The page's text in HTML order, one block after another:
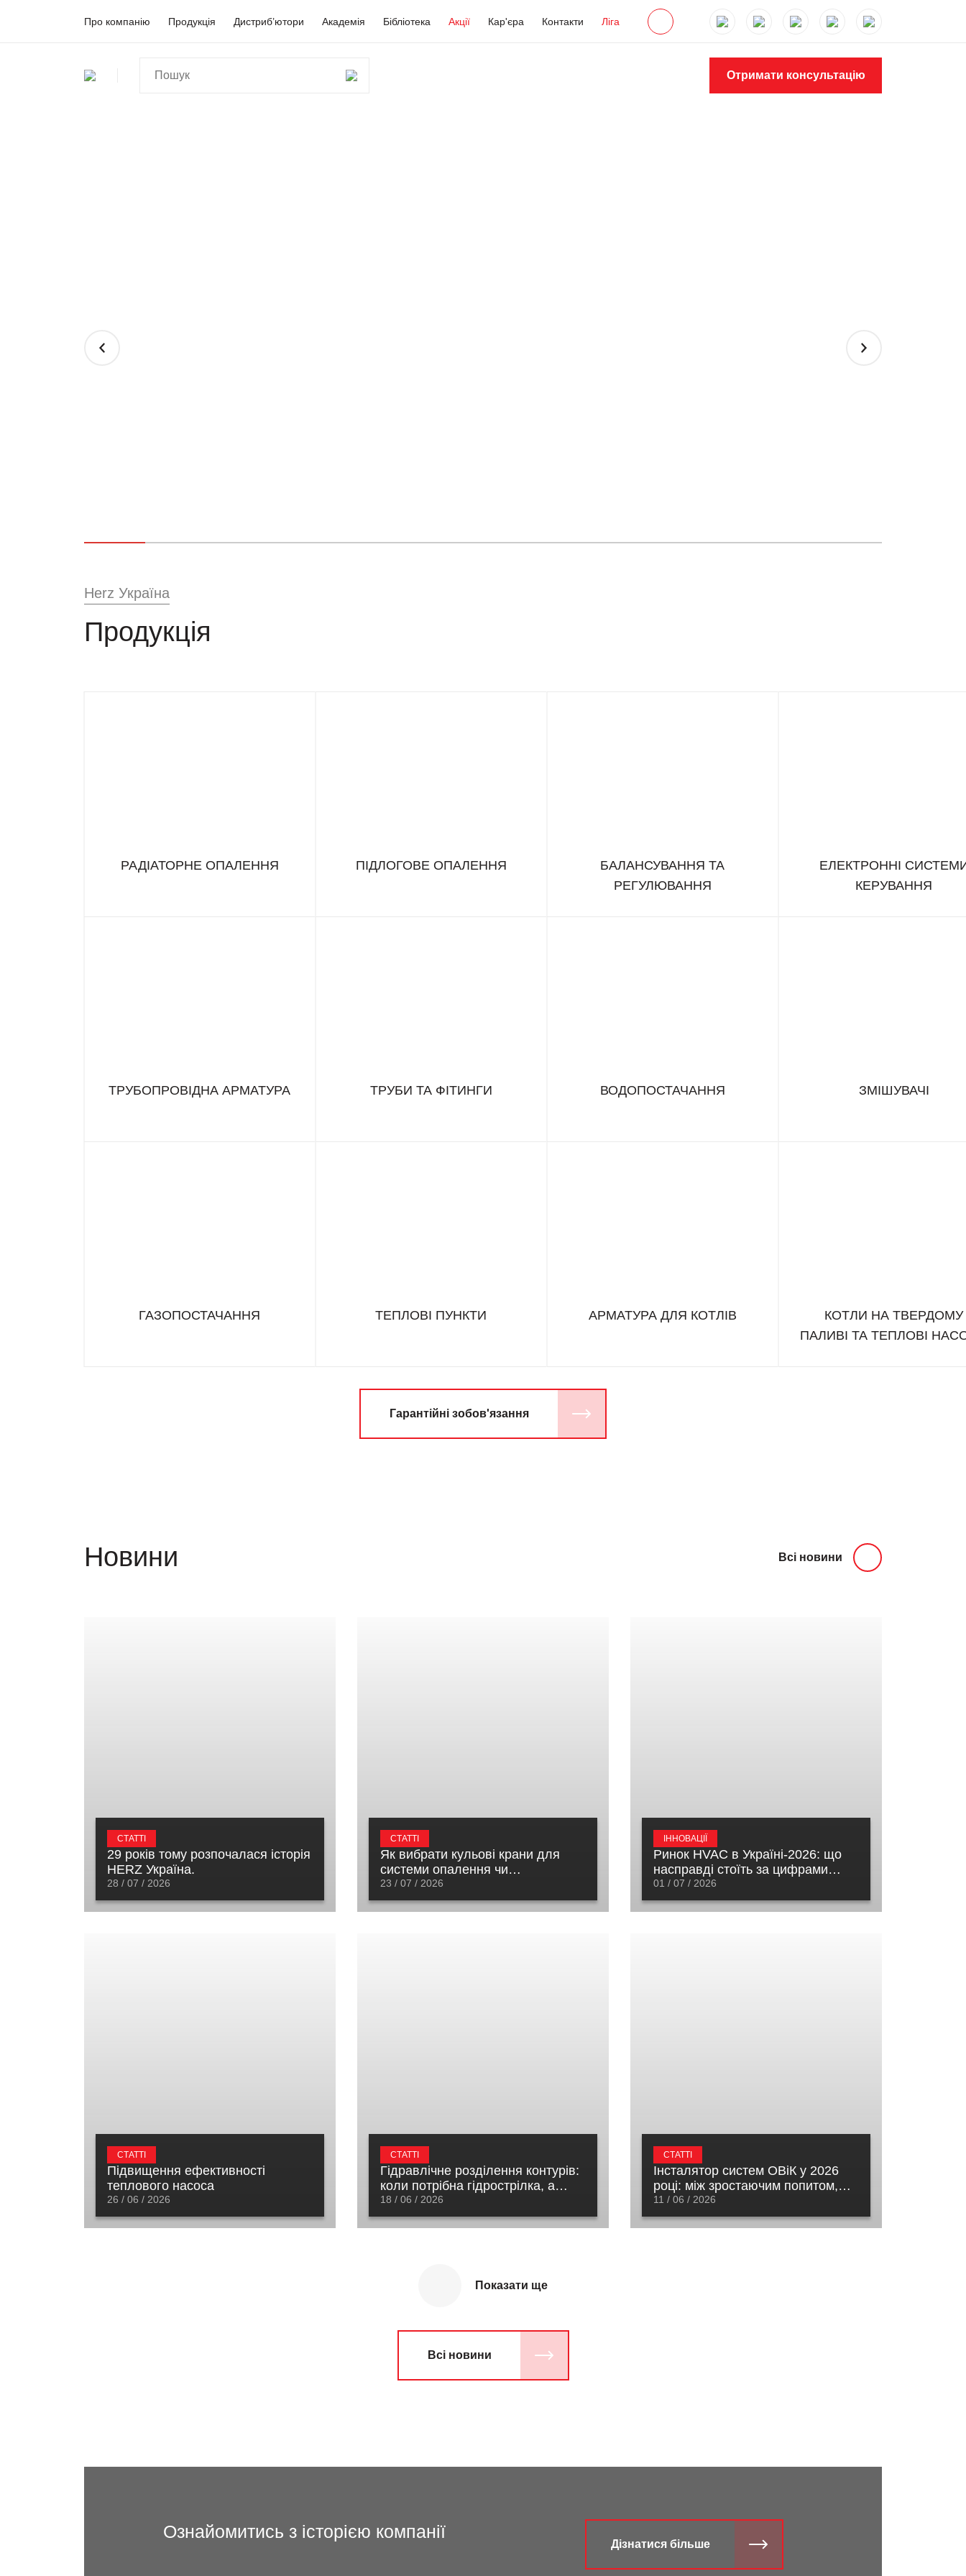
Про компанію Продукція Дистриб’ютори Академія Бібліотека Акції Кар'єра Контакти Ліга
Отримати консультацію
Herz Україна
Продукція
РАДІАТОРНЕ ОПАЛЕННЯ ПІДЛОГОВЕ ОПАЛЕННЯ
БАЛАНСУВАННЯ ТА
РЕГУЛЮВАННЯ
ЕЛЕКТРОННІ
КЕРУВАННЯ
ТРУБОПРОВІДНА АРМАТУРА ТРУБИ ТА ФІТИНГИ ВОДОПОСТАЧАННЯ ЗМІШУВАЧІ
ГАЗОПОСТАЧАННЯ ТЕПЛОВІ ПУНКТИ АРМАТУРА ДЛЯ КОТЛІВ
КОТЛИ НА ТВЕРДОМУ
ПАЛИВІ ТА ТЕПЛОВІ
Гарантійні зобов'язання
Новини Всі новини
СТАТТІ
29 років тому розпочалася історія
HERZ Україна.
28 / 07 / 2026
СТАТТІ
Як вибрати кульові крани для
системи опалення чи
водопостачання
23 / 07 / 2026
ІННОВАЦІЇ
Ринок HVAC в Україні-2026: що
насправді стоїть за цифрами
відновлення
01 / 07 / 2026
СТАТТІ
Підвищення ефективності
теплового насоса
26 / 06 / 2026
СТАТТІ
Гідравлічне розділення контурів:
коли потрібна гідрострілка, а
коли – розподільний колектор
18 / 06 / 2026
СТАТТІ
Інсталятор систем ОВіК у 2026
році: між зростаючим попитом,
реальними ризиками та новою
цінністю партнерства
11 / 06 / 2026
Показати ще
Всі новини
Ознайомитись з історією компанії
Дізнатися більше